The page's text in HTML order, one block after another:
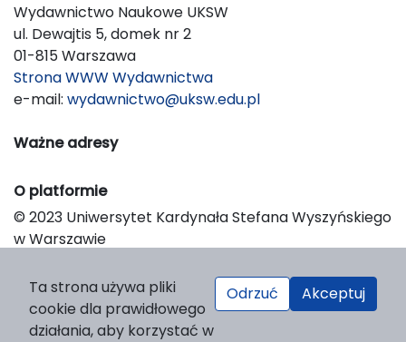
Wydawnictwo Naukowe UKSW
ul. Dewajtis 5, domek nr 2
01-815 Warszawa
Strona WWW Wydawnictwa
e-mail: wydawnictwo@uksw.edu.pl
Ważne adresy
O platformie
© 2023 Uniwersytet Kardynała Stefana Wyszyńskiego
w Warszawie
Platform & Workflow by OJS/PKP
Ta strona używa pliki
cookie dla prawidłowego
działania, aby korzystać w
Odrzuć Akceptuj